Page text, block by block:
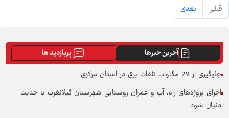
قبلی بعدی
آخرین خبرها
پربازدید ها
جلوگیری از 29 مگاوات تلفات برق در استان مرکزی
اجرای پروژه‌های راه، آب و عمران روستایی شهرستان گیلانغرب با جدیت
دنبال شود